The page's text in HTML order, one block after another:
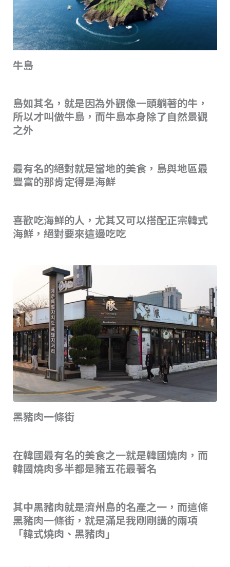
牛島
島如其名，就是因為外觀像一頭躺著的牛，
所以才叫做牛島，而牛島本身除了自然景觀
之外
最有名的絕對就是當地的美食，島與地區最
豐富的那肯定得是海鮮
喜歡吃海鮮的人，尤其又可以搭配正宗韓式
海鮮，絕對要來這邊吃吃
黑豬肉一條街
在韓國最有名的美食之一就是韓國燒肉，而
韓國燒肉多半都是豬五花最著名
其中黑豬肉就是濟州島的名產之一，而這條
黑豬肉一條街，就是滿足我剛剛講的兩項
「韓式燒肉、黑豬肉」